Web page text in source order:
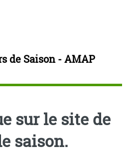
de Saison - AMAP
sur le site de
saison.